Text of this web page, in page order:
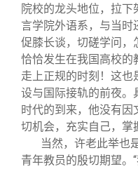
院校的龙头地位，拉
言学院外语系，与当时
促膝长谈，切磋学问，
恰恰发生在我国高校的
走上正规的时刻！这也
设与国际接轨的前夜。
时代的到来，他没有
切机会，充实自己，掌
当然，许老此举也
青年教员的殷切期望。